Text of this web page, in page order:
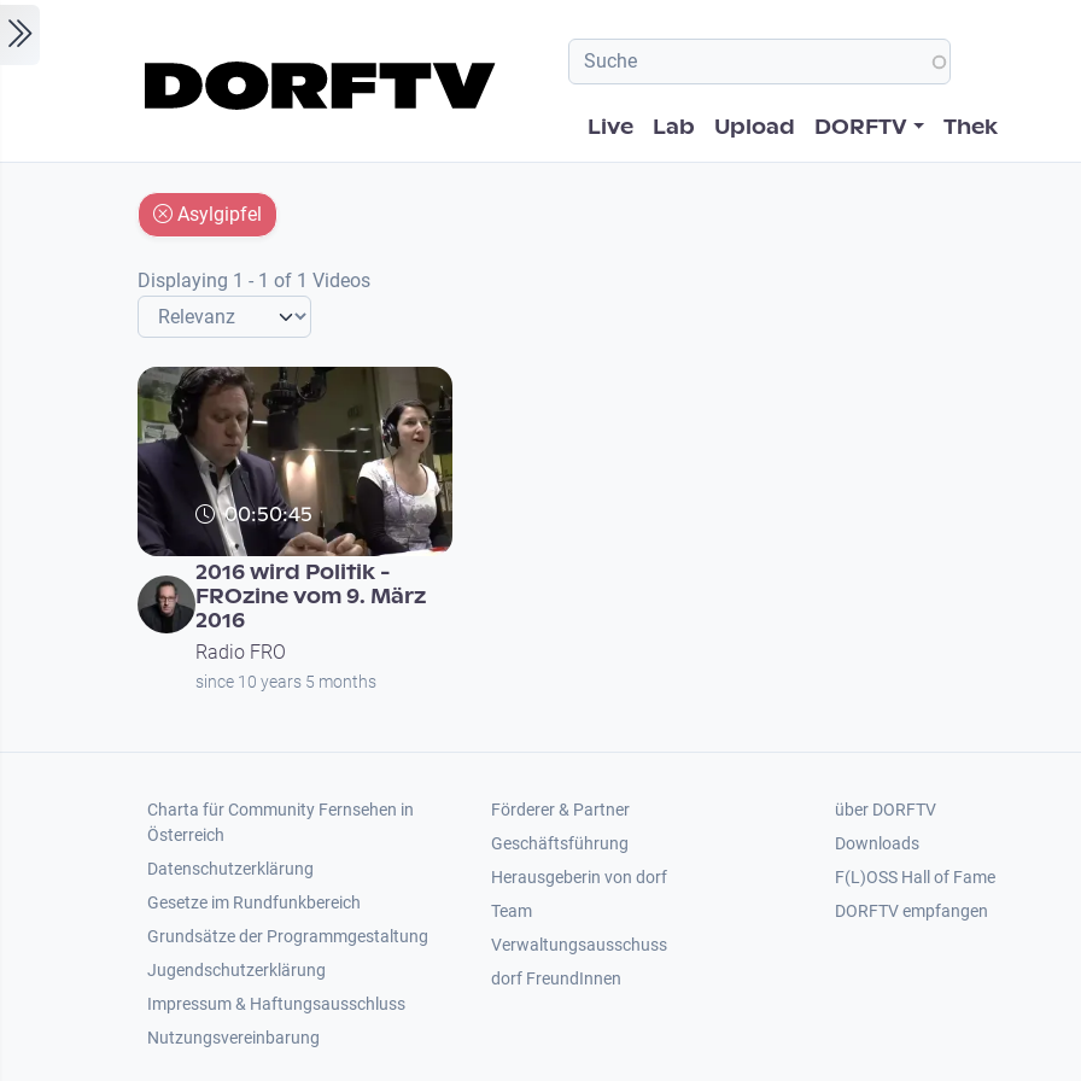
Hauptnavigation
Live Lab Upload DORFTV Thek
Asylgipfel
Displaying 1 - 1 of 1 Videos
00:50:45
2016 wird Politik -
FROzine vom 9. März
2016
Radio FRO
since 10 years 5 months
Footer 1
Charta für Community Fernsehen in
Österreich
Datenschutzerklärung
Gesetze im Rundfunkbereich
Grundsätze der Programmgestaltung
Jugendschutzerklärung
Impressum & Haftungsausschluss
Nutzungsvereinbarung
Footer 2
Förderer & Partner
Geschäftsführung
Herausgeberin von dorf
Team
Verwaltungsausschuss
dorf FreundInnen
Footer 3
über DORFTV
Downloads
F(L)OSS Hall of Fame
Footer 4
DORFTV empfangen